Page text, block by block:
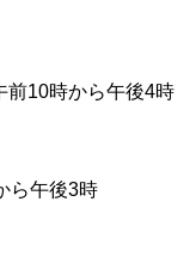
10時から午後4時
ら午後3時